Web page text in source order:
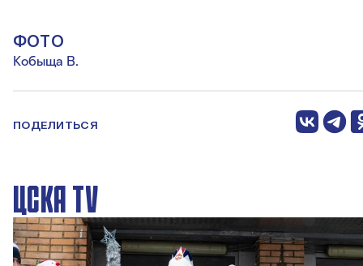
ФОТО
Кобыща В.
ПОДЕЛИТЬСЯ
ЦСКА TV